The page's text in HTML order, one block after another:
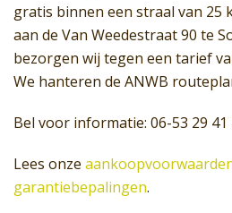
gratis binnen een straal van 25
aan de Van Weedestraat 90 te
bezorgen wij tegen een tarief
We hanteren de ANWB
Bel voor informatie: 06-53 29 41
Lees onze
garantiebepalingen.